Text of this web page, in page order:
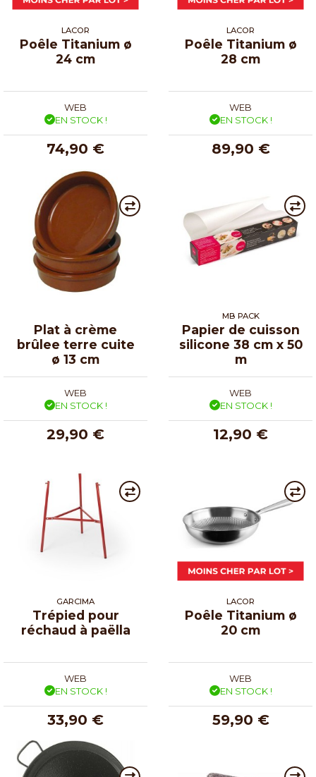
LACOR
Poêle Titanium ø
24 cm
WEB
EN STOCK !
74,90 €
LACOR
Poêle Titanium ø
28 cm
WEB
EN STOCK !
89,90 €
Plat à crème
brûlee terre cuite
ø 13 cm
WEB
EN STOCK !
29,90 €
MB PACK
Papier de cuisson
silicone 38 cm x 50
m
WEB
EN STOCK !
12,90 €
GARCIMA
Trépied pour
réchaud à paëlla
WEB
EN STOCK !
33,90 €
LACOR
Poêle Titanium ø
20 cm
WEB
EN STOCK !
59,90 €